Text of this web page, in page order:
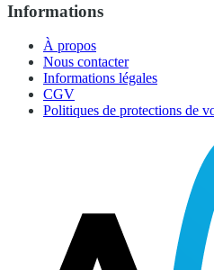
Informations
À propos
Nous contacter
Informations légales
CGV
Politiques de protections de